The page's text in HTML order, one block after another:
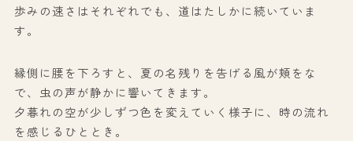
歩みの速さはそれぞれでも、道はたしかに続いていま
す。
縁側に腰を下ろすと、夏の名残りを告げる風が頬をな
で、虫の声が静かに響いてきます。
夕暮れの空が少しずつ色を変えていく様子に、時の流れ
を感じるひととき。